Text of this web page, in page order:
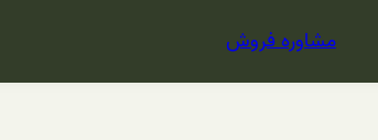
مشاوره فروش